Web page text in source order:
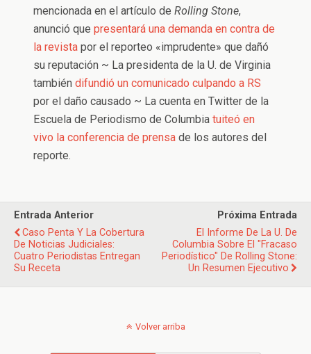
mencionada en el artículo deRolling Stone,
anunció que presentará una demanda en contra de
la revista por el reporteo «imprudente» que dañó
su reputación ~ La presidenta de la U. de Virginia
tambiéndifundió un comunicado culpando a RS
por el daño causado ~ La cuenta en Twitter de la
Escuela de Periodismo de Columbiatuiteó en
vivo la conferencia de prensa de los autores del
reporte.
Entrada Anterior
Caso Penta Y La Cobertura
De Noticias Judiciales:
Cuatro Periodistas Entregan
Su Receta
Próxima Entrada
El Informe De La U. De
Columbia Sobre El "fracaso
Periodístico" De Rolling Stone:
Un Resumen Ejecutivo
Volver arriba